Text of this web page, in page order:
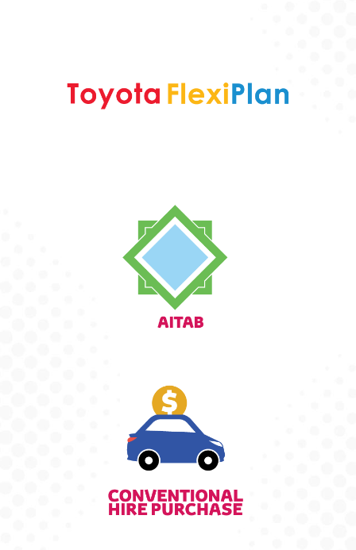
Kempen Toyota Capital Malaysia disediakan untuk
Bayar Lebih, Jimat Lebih dengan kadar berubah!